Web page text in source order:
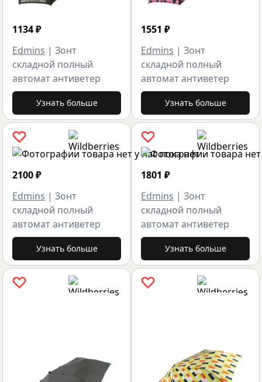
1134₽
Edmins | Зонт
складной полный
автомат антиветер
Узнать больше
2100₽
Edmins | Зонт
складной полный
автомат антиветер
Узнать больше
1551 ₽
Edmins | Зонт
складной полный
автомат антиветер
Узнать больше
1801 ₽
Edmins | Зонт
складной полный
автомат антиветер
Узнать больше